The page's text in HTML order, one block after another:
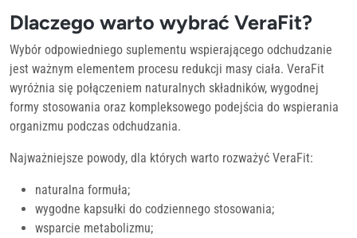
Dlaczego warto wybrać VeraFit?
Wybór odpowiedniego suplementu wspierającego odchudzanie
jest ważnym elementem procesu redukcji masy ciała. VeraFit
wyróżnia się połączeniem naturalnych składników, wygodnej
formy stosowania oraz kompleksowego podejścia do wspierania
organizmu podczas odchudzania.
Najważniejsze powody, dla których warto rozważyć VeraFit:
naturalna formuła;
wygodne kapsułki do codziennego stosowania;
wsparcie metabolizmu;